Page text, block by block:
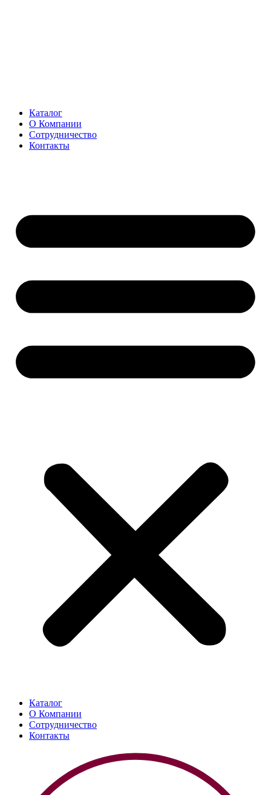
Каталог
О Компании
Сотрудничество
Контакты
Каталог
О Компании
Сотрудничество
Контакты